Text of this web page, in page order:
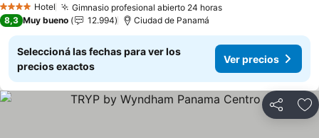
4 EstrellasHotel Gimnasio profesional abierto 24 horasVer precios
8,3 Muy bueno 12.994 Ciudad de Panamá
Seleccioná las fechas para ver los
precios exactos
Ver precios
Compartir